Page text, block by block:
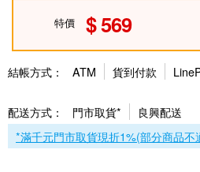
特價 569
結帳方式： ATM 貨到付款
配送方式： 門市取貨*
良興配送
*滿千元門市取貨現折1%(部分商品不